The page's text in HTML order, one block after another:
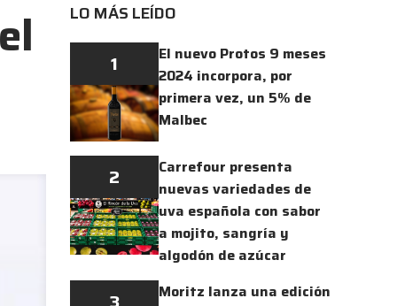
LO MÁS LEÍDO
1
El nuevo Protos 9 meses
2024 incorpora, por
primera vez, un 5% de
Malbec
2
Carrefour presenta
nuevas variedades de
uva española con sabor
a mojito, sangría y
algodón de azúcar
Moritz lanza una edición